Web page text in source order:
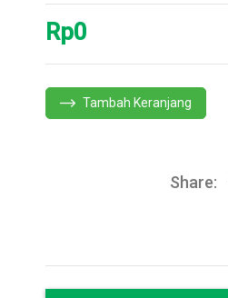
Rp0
Tambah Keranjang
Share: